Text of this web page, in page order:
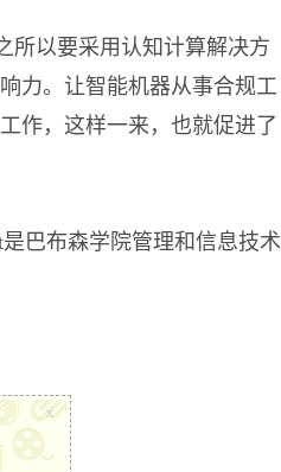
所以要采用认知计算解决方
力。让智能机器从事合规工
作，这样一来，也就促进了
巴布森学院管理和信息技术
x